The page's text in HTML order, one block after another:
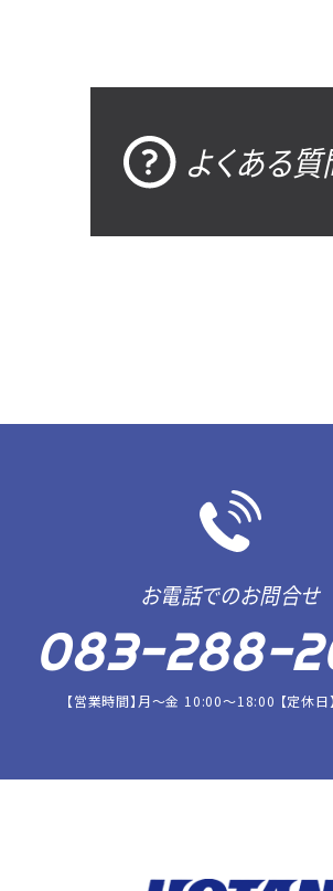
よくある
お電話でのお問合せ
083-288-
【営業時間】月～金 10:00～18:00 【定休日